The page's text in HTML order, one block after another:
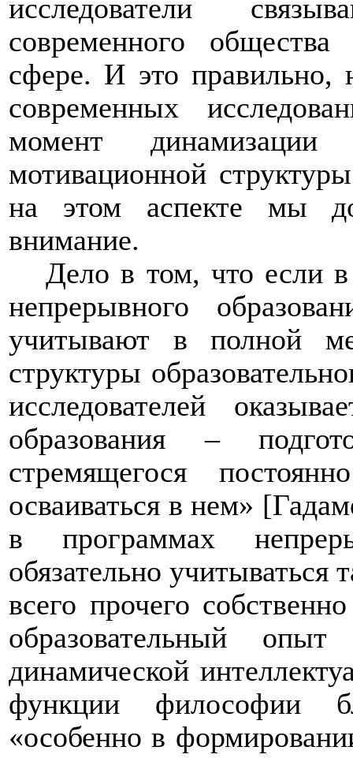
исследователи
современного общества
сфере. И это правильно,
современных
момент
мотивационной
на этом аспекте мы
внимание.
Дело в том, что если в
непрерывного
учитывают в полной
структуры
исследователей
образования –
стремящегося
осваиваться в нем»
в программах
обязательно учитываться
всего прочего
образовательный
динамической
функции философии
«особенно в